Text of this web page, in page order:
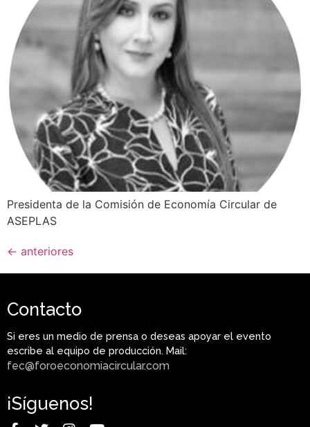
Presidenta de la Comisión de Economía Circular de
ASEPLAS
← anteriores
Contacto
Si eres un medio de prensa o deseas apoyar el evento
escribe al equipo de producción. Mail:
fec@foroeconomiacircular.com
¡Síguenos!